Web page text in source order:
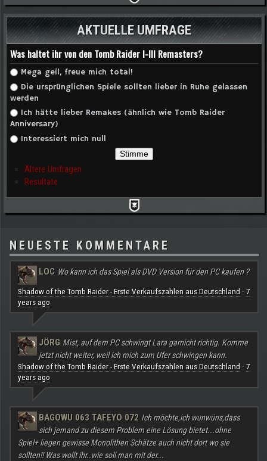
AKTUELLE UMFRAGE
Was haltet ihr von den Tomb Raider I-III Remasters?
Auswahlmöglichkeiten
Mega geil, freue mich total!
Die ursprünglichen Spiele sollten lieber in Ruhe gelassen
werden
Ich hätte lieber Remakes (ähnlich wie Tomb Raider
Anniversary)
Interessiert mich null
Ältere Umfragen
Resultate
NEUESTE KOMMENTARE
LOC Wo kann ich das Spiel als DVD Version für den PC kaufen ?
Shadow of the Tomb Raider - Erste Verkaufszahlen aus Deutschland · 7
years ago
JÖRG Mist, auf dem PC schwingt Lara garnicht richtig. Komme
jetzt nicht weiter, weil ich mich zum Ufer schwingen kann.
Shadow of the Tomb Raider - Erste Verkaufszahlen aus Deutschland · 7
years ago
BAGOWU 063 TAFEYO 072 Ich möchte,ich wunwüns,dass
sich jemand zu diesem Problem eine Lösung bietet...ohne
Spiel+ liegen gewisse Monolithen Schätze auch nicht dort wo sie
sollten!! Was wollt ihr..wie soll man mit der...